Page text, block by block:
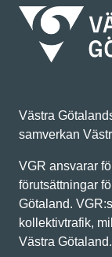
Västra
samverkan
VGR ansvarar
förutsättningar
Götaland.
kollektivtrafik,
Västra